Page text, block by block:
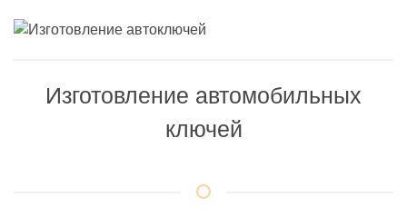
Изготовление автомобильных
ключей